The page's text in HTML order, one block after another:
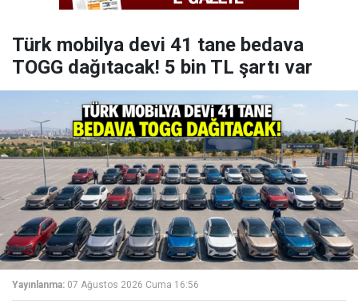
Türk mobilya devi 41 tane bedava
TOGG dağıtacak! 5 bin TL şartı var
Yayınlanma: 07 Ağustos 2026 Cuma 16:56